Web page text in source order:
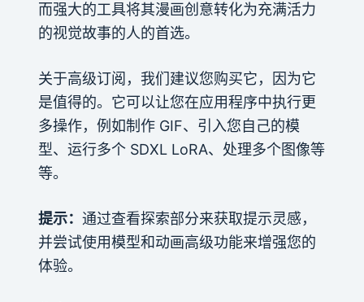
而强大的工具将其漫画创意转化为充满活力
的视觉故事的人的首选。
关于高级订阅，我们建议您购买它，因为它
是值得的。它可以让您在应用程序中执行更
多操作，例如制作 GIF、引入您自己的模
型、运行多个 SDXL LoRA、处理多个图像等
等。
提示： 通过查看探索部分来获取提示灵感，
并尝试使用模型和动画高级功能来增强您的
体验。